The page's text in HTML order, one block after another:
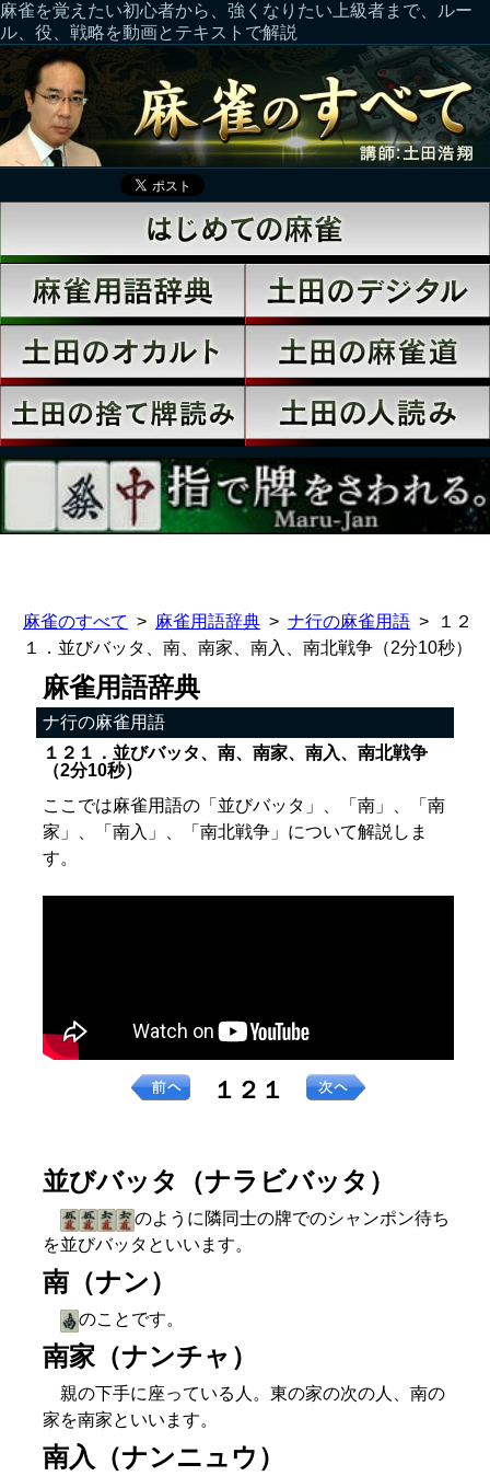
麻雀を覚えたい初心者から、強くなりたい上級者まで、ルー
ル、役、戦略を動画とテキストで解説
麻雀のすべて 麻雀用語辞典 ナ行の麻雀用語
１２
１．並びバッタ、南、南家、南入、南北戦争（2分10秒）
麻雀用語辞典
ナ行の麻雀用語
１２１．並びバッタ、南、南家、南入、南北戦争
（2分10秒）
ここでは麻雀用語の「並びバッタ」、「南」、「南
家」、「南入」、「南北戦争」について解説しま
す。
１２１
並びバッタ（ナラビバッタ）
のように隣同士の牌でのシャンポン待ち
を並びバッタといいます。
南（ナン）
のことです。
南家（ナンチャ）
親の下手に座っている人。東の家の次の人、南の
家を南家といいます。
南入（ナンニュウ）